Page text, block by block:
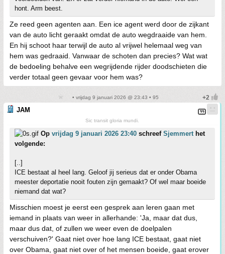
hont. Arm beest.
Ze reed geen agenten aan. Een ice agent werd door de zijkant
van de auto licht geraakt omdat de auto wegdraaide van hem.
En hij schoot haar terwijl de auto al vrijwel helemaal weg van
hem was gedraaid. Vanwaar de schoten dan precies? Wat wat
de bedoeling behalve een wegrijdende rijder doodschieten die
verder totaal geen gevaar voor hem was?
• vrijdag 9 januari 2026 @ 23:43 • 95
JAM
Sic transit gloria mundi.
Op vrijdag 9 januari 2026 23:40 schreef Sjemmerthet
volgende:
[..]
ICE bestaat al heel lang. Geloof jij serieus dat er onder Obama
meester deportatie nooit fouten zijn gemaakt? Of wel maar boeide
niemand dat wat?
Misschien moest je eerst een gesprek aan leren gaan met
iemand in plaats van weer in allerhande: 'Ja, maar dat dus,
maar dus dat, of zullen we weer even de doelpalen
verschuiven?' Gaat niet over hoe lang ICE bestaat, gaat niet
over Obama, gaat niet over of het mensen boeide, gaat erover